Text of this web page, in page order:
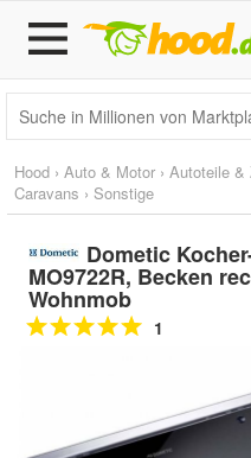
Hood › Auto & Motor › Autoteile &
Caravans › Sonstige
Dometic
MO9722R, Becken
Wohnmob
1